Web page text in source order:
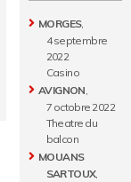
MORGES,
4 septembre
2022
Casino
AVIGNON,
7 octobre 2022
Theatre du
balcon
MOUANS
SARTOUX,